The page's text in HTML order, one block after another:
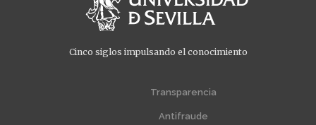
Cinco siglos impulsando el conocimiento
Transparencia
Antifraude